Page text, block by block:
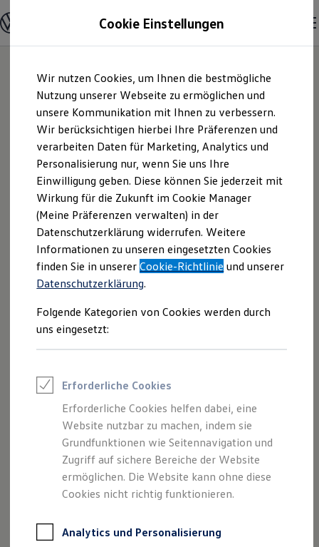
Hauptinhalt
springen
Footer
springen
Modelle & Konfigurator
Nutzfahrzeugkategorien entdecken
Modelle konfigurieren
Vorgängermodelle und Oldtimer
Vorgängermodelle
Oldtimer
Bulli Historie
Branchenlösungen & Gewerbekunden
Umbaulösungen und Hersteller finden
Auf- und Umbauten entdecken & konfigurieren
Groß- und Sonderkunden
Großkunden
Kommunen & Behörden
Journalisten
Sportvereine
Branchenlösungen
Bau & Handwerk
Gewerbliche Personenbeförderung
Service & mobile Werkstätten
Kurier, Logistik & Handel
Feuerwehr
Rettungsdienste
ONE Business ID Vorteile
Fahrzeugsuche & Marktplatz
Digitaler Marktplatz
Kauf & Finanzierung
Online-Fahrzeugbewertung
Aktionen & Angebote
E-Auto-Förderung
Für Privatkunden
Für Gewerbekunden
Profi Paket
TopDeal
Zertifizierte Gebrauchtwagen
Autohaus Neuling
GmbH & Co. KG |
Impressum &
Rechtliches
Hier finden Sie Informationen über die
Autohaus Neuling GmbH & Co. KG als
verantwortliche Anbieterin von Inhalten
und Angeboten, die auf dieser Webseite
Impressum
Datenschutzerklärung
Impressum
Autohaus Neuling GmbH & Co.KG
Cookie Einstellungen
Wir nutzen Cookies, um Ihnen die bestmögliche
Nutzung unserer Webseite zu ermöglichen und
unsere Kommunikation mit Ihnen zu verbessern.
Wir berücksichtigen hierbei Ihre Präferenzen und
verarbeiten Daten für Marketing, Analytics und
Personalisierung nur, wenn Sie uns Ihre
Einwilligung geben. Diese können Sie jederzeit mit
Wirkung für die Zukunft im Cookie Manager
(Meine Präferenzen verwalten) in der
Datenschutzerklärung widerrufen. Weitere
Informationen zu unseren eingesetzten Cookies
finden Sie in unsererCookie-Richtlinie und unserer
Datenschutzerklärung.
Folgende Kategorien von Cookies werden durch
uns eingesetzt:
Erforderliche Cookies
Erforderliche Cookies helfen dabei, eine
Website nutzbar zu machen, indem sie
Grundfunktionen wie Seitennavigation und
Zugriff auf sichere Bereiche der Website
ermöglichen. Die Website kann ohne diese
Cookies nicht richtig funktionieren.
Analytics und Personalisierung